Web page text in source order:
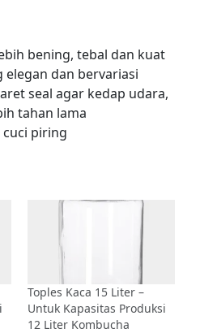
bening, tebal dan kuat
elegan dan bervariasi
seal agar kedap udara,
tahan lama
cuci piring
Toples Kaca 15 Liter –
Untuk Kapasitas Produksi
12 Liter Kombucha